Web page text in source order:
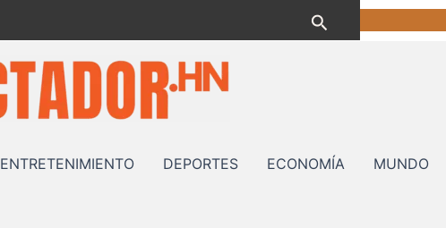
Buscar
ENTRETENIMIENTO DEPORTES ECONOMÍA MUNDO